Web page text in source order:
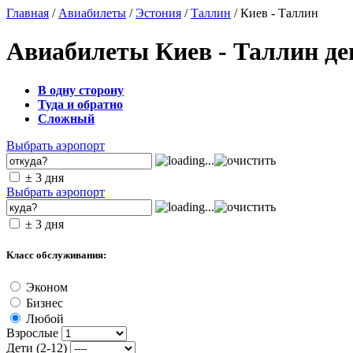
Главная / Авиабилеты /Эстония /Таллин / Киев - Таллин
Авиабилеты Киев - Таллин
В одну сторону
Туда и обратно
Сложный
Выбрать аэропорт
± 3 дня
Выбрать аэропорт
± 3 дня
Класс обслуживания:
Эконом
Бизнес
Любой
Взрослые
Дети (2-12)